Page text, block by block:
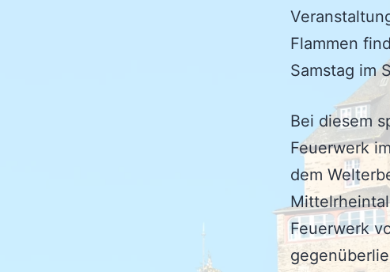
Flammen
Samstag im
Bei diesem
Feuerwerk
dem
Feuerwerk